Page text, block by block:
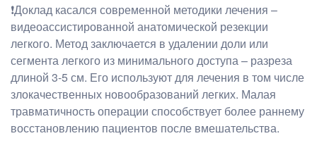
❗Доклад касался современной методики лечения –
видеоассистированной анатомической резекции
легкого. Метод заключается в удалении доли или
сегмента легкого из минимального доступа – разреза
длиной 3-5 см. Его используют для лечения в том числе
злокачественных новообразований легких. Малая
травматичность операции способствует более раннему
восстановлению пациентов после вмешательства.